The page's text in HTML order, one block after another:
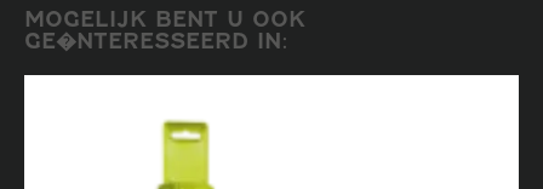
MOGELIJK BENT U OOK
GE�NTERESSEERD IN: